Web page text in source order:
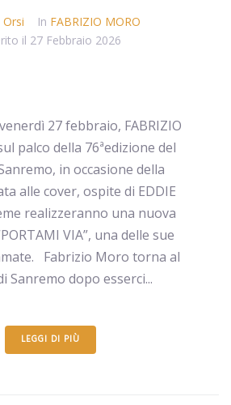
Orsi In FABRIZIO MORO
il 27 Febbraio 2026
27 febbraio, FABRIZIO
palco della 76ªedizione del
in occasione della
alle cover, ospite di EDDIE
realizzeranno una nuova
VIA”, una delle sue
Fabrizio Moro torna al
Sanremo dopo esserci...
LEGGI DI PIÙ